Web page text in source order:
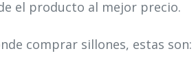
el producto al mejor precio.
comprar sillones, estas son: